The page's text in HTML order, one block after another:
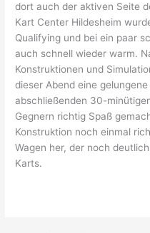
dort auch der aktiven Seite
Kart Center Hildesheim
Qualifying und bei ein paar
auch schnell wieder warm.
Konstruktionen und
dieser Abend eine
abschließenden 30-
Gegnern richtig Spaß
Konstruktion noch einmal
Wagen her, der noch
Karts.